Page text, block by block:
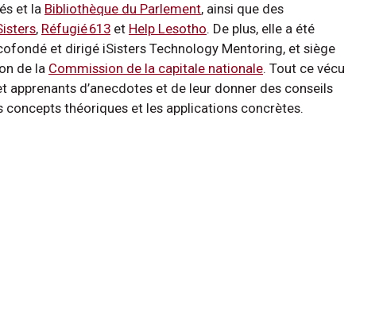
et la Bibliothèque du Parlement, ainsi que des
, Réfugié 613 et Help Lesotho. De plus, elle a été
et dirigé iSisters Technology Mentoring, et siège
de la Commission de la capitale nationale. Tout ce vécu
apprenants d’anecdotes et de leur donner des conseils
concepts théoriques et les applications concrètes.